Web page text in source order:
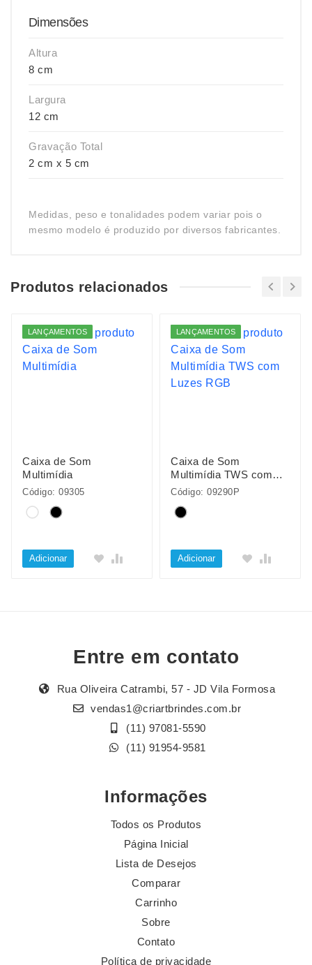
Dimensões
Altura
8 cm
Largura
12 cm
Gravação Total
2 cm x 5 cm
Medidas, peso e tonalidades podem variar pois o
mesmo modelo é produzido por diversos fabricantes.
Produtos relacionados
LANÇAMENTOS
Caixa de Som
Multimídia
Código: 09305
Adicionar
LANÇAMENTOS
Caixa de Som
Multimídia TWS com
Luzes RGB
Código: 09290P
Adicionar
Entre em contato
Rua Oliveira Catrambi, 57 - JD Vila Formosa
vendas1@criartbrindes.com.br
(11) 97081-5590
(11) 91954-9581
Informações
Todos os Produtos
Página Inicial
Lista de Desejos
Comparar
Carrinho
Sobre
Contato
Política de privacidade